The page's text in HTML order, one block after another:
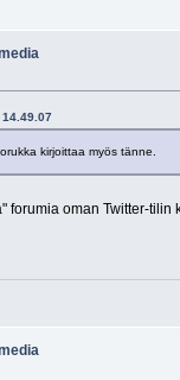
kirjoittaa myös tänne.
forumia oman Twitter-